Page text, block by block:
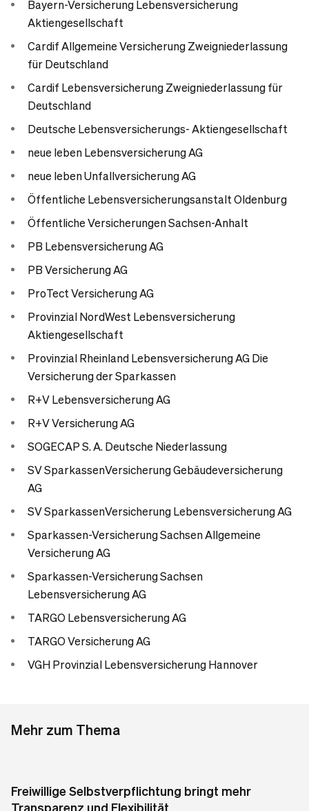
Bayern-Versicherung Lebensversicherung
Aktiengesellschaft
Cardif Allgemeine Versicherung Zweigniederlassung
für Deutschland
Cardif Lebensversicherung Zweigniederlassung für
Deutschland
Deutsche Lebensversicherungs- Aktiengesellschaft
neue leben Lebensversicherung AG
neue leben Unfallversicherung AG
Öffentliche Lebensversicherungsanstalt Oldenburg
Öffentliche Versicherungen Sachsen-Anhalt
PB Lebensversicherung AG
PB Versicherung AG
ProTect Versicherung AG
Provinzial Nord­West Lebensversicherung
Aktiengesellschaft
Provinzial Rheinland Lebensversicherung AG Die
Versicherung der Sparkassen
R+V Lebensversicherung AG
R+V Versicherung AG
SOGECAP S. A. Deutsche Niederlassung
SV SparkassenVersicherung Gebäudeversicherung
AG
SV Sparkassen­Versicherung Lebensversicherung AG
Sparkassen-Versicherung Sachsen Allgemeine
Versicherung AG
Sparkassen-Versicherung Sachsen
Lebensversicherung AG
TARGO Lebensversicherung AG
TARGO Versicherung AG
VGH Provinzial Lebensversicherung Hannover
Mehr zum Thema
Freiwillige Selbstverpflichtung bringt mehr
Transparenz und Flexibilität